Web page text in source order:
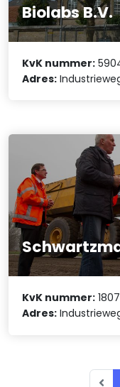
Biolabs B.V.
KvK nummer:
Adres:
KvK nummer:
Adres: